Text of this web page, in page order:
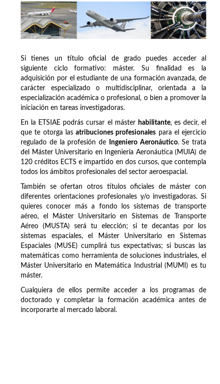
Si tienes un título oficial de grado puedes acceder al
siguiente ciclo formativo: máster. Su finalidad es la
adquisición por el estudiante de una formación avanzada, de
carácter especializado o multidisciplinar, orientada a la
especialización académica o profesional, o bien a promover la
iniciación en tareas investigadoras.
En la ETSIAE podrás cursar el máster habilitante, es decir, el
que te otorga las atribuciones profesionales para el ejercicio
regulado de la profesión de
Ingeniero Aeronáutico. Se trata
del Máster Universitario en Ingeniería Aeronáutica (MUIA) de
120 créditos ECTS e impartido en dos cursos, que contempla
todos los ámbitos profesionales del sector aeroespacial.
También se ofertan otros títulos oficiales de máster con
diferentes orientaciones profesionales y/o investigadoras. Si
quieres conocer más a fondo los sistemas de transporte
aéreo, el Máster Universitario en Sistemas de Transporte
Aéreo (MUSTA) será tu elección; si te decantas por los
sistemas espaciales, el Máster Universitario en Sistemas
Espaciales (MUSE) cumplirá tus expectativas; si buscas las
matemáticas como herramienta de soluciones industriales, el
Máster Universitario en Matemática Industrial (MUMI) es tu
máster.
Cualquiera de ellos permite acceder a los programas de
doctorado y completar la formación académica antes de
incorporarte al mercado laboral.